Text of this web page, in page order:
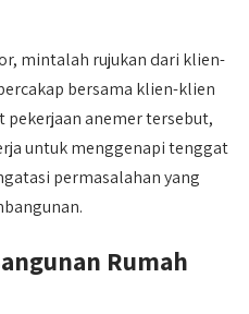
mintalah rujukan dari klien-
bersama klien-klien
anemer tersebut,
untuk menggenapi tenggat
permasalahan yang
Rumah